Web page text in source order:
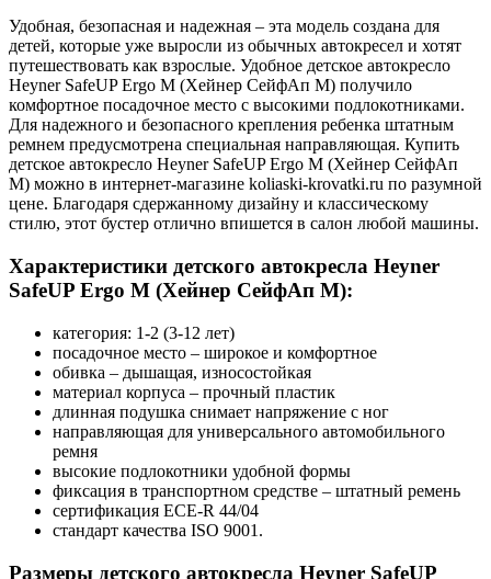
Удобная, безопасная и надежная – эта модель создана для
детей, которые уже выросли из обычных автокресел и хотят
путешествовать как взрослые. Удобное детское автокресло
Heyner SafeUP Ergo M (Хейнер СейфАп М) получило
комфортное посадочное место с высокими подлокотниками.
Для надежного и безопасного крепления ребенка штатным
ремнем предусмотрена специальная направляющая. Купить
детское автокресло Heyner SafeUP Ergo М (Хейнер СейфАп
М) можно в интернет-магазине koliaski-krovatki.ru по разумной
цене. Благодаря сдержанному дизайну и классическому
стилю, этот бустер отлично впишется в салон любой машины.
Характеристики детского автокресла Heyner
SafeUP Ergo М (Хейнер СейфАп М):
категория: 1-2 (3-12 лет)
посадочное место – широкое и комфортное
обивка – дышащая, износостойкая
материал корпуса – прочный пластик
длинная подушка снимает напряжение с ног
направляющая для универсального автомобильного
ремня
высокие подлокотники удобной формы
фиксация в транспортном средстве – штатный ремень
сертификация ЕСЕ-R 44/04
стандарт качества ISO 9001.
Размеры детского автокресла Heyner SafeUP